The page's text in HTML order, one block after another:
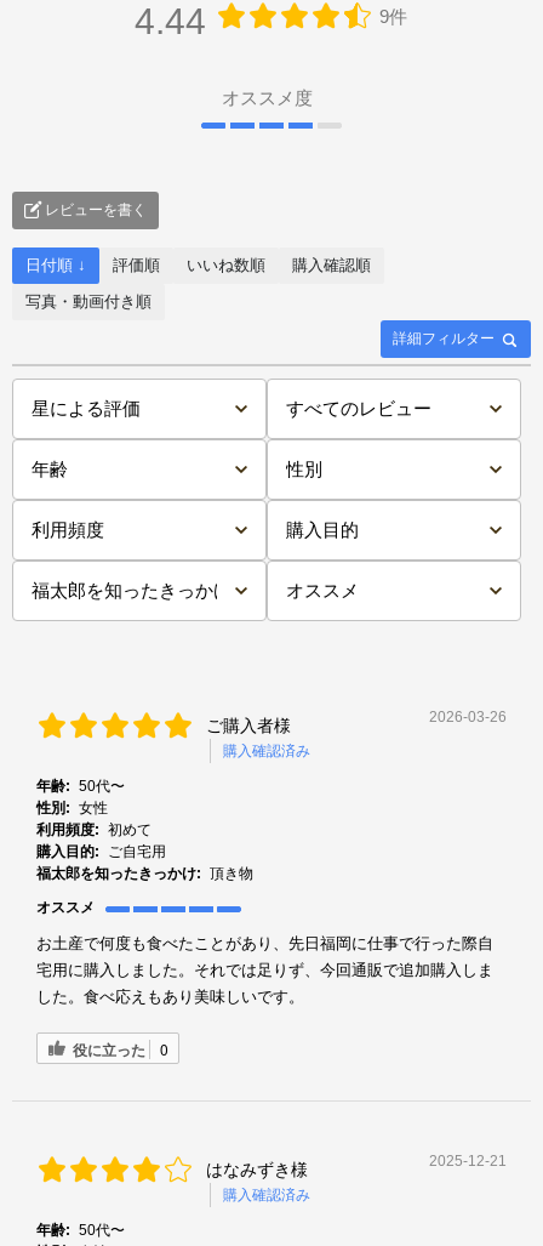
4.44 9件
オススメ度
レビューを書く
詳細フィルター
日付順 ↓ 評価順 いいね数順
購入確認順
写真・動画付き順
ご購入者様
購入確認済み
2026-03-26
年齢: 50代〜
性別: 女性
利用頻度: 初めて
購入目的:
ご自宅用
福太郎を知ったきっかけ: 頂き物
オススメ
お土産で何度も食べたことがあり、先日福岡に仕事で行った際自
宅用に購入しました。それでは足りず、今回通販で追加購入しま
した。食べ応えもあり美味しいです。
役に立った 0
はなみずき様
購入確認済み
2025-12-21
年齢: 50代〜